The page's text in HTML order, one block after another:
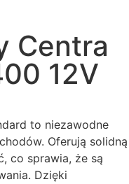
Centra
12V
to niezawodne
Oferują solidną
co sprawia, że są
Dzięki